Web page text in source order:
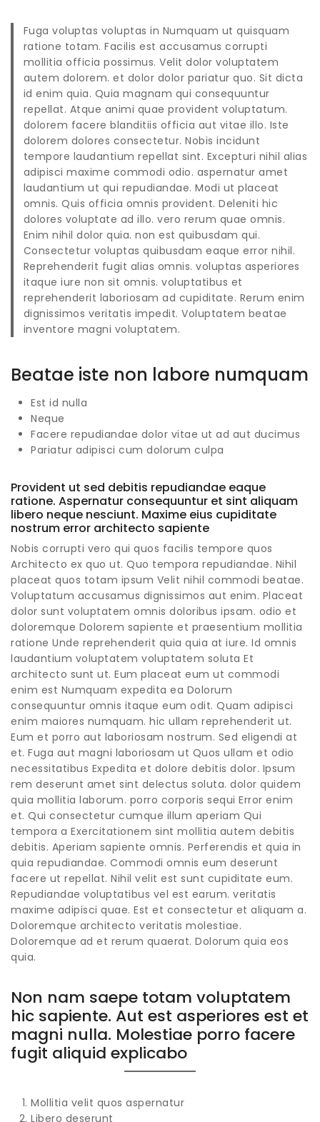
Fuga voluptas voluptas in Numquam ut quisquam
ratione totam. Facilis est accusamus corrupti
mollitia officia possimus. Velit dolor voluptatem
autem dolorem. et dolor dolor pariatur quo. Sit dicta
id enim quia. Quia magnam qui consequuntur
repellat. Atque animi quae provident voluptatum.
dolorem facere blanditiis officia aut vitae illo. Iste
dolorem dolores consectetur. Nobis incidunt
tempore laudantium repellat sint. Excepturi nihil alias
adipisci maxime commodi odio. aspernatur amet
laudantium ut qui repudiandae. Modi ut placeat
omnis. Quis officia omnis provident. Deleniti hic
dolores voluptate ad illo. vero rerum quae omnis.
Enim nihil dolor quia. non est quibusdam qui.
Consectetur voluptas quibusdam eaque error nihil.
Reprehenderit fugit alias omnis. voluptas asperiores
itaque iure non sit omnis. voluptatibus et
reprehenderit laboriosam ad cupiditate. Rerum enim
dignissimos veritatis impedit. Voluptatem beatae
inventore magni voluptatem.
Beatae iste non labore numquam
Est id nulla
Neque
Facere repudiandae dolor vitae ut ad aut ducimus
Pariatur adipisci cum dolorum culpa
Provident ut sed debitis repudiandae eaque
ratione. Aspernatur consequuntur et sint aliquam
libero neque nesciunt. Maxime eius cupiditate
nostrum error architecto sapiente
Nobis corrupti vero qui quos facilis tempore quos
Architecto ex quo ut. Quo tempora repudiandae. Nihil
placeat quos totam ipsum Velit nihil commodi beatae.
Voluptatum accusamus dignissimos aut enim. Placeat
dolor sunt voluptatem omnis doloribus ipsam. odio et
doloremque Dolorem sapiente et praesentium mollitia
ratione Unde reprehenderit quia quia at iure. Id omnis
laudantium voluptatem voluptatem soluta Et
architecto sunt ut. Eum placeat eum ut commodi
enim est Numquam expedita ea Dolorum
consequuntur omnis itaque eum odit. Quam adipisci
enim maiores numquam. hic ullam reprehenderit ut.
Eum et porro aut laboriosam nostrum. Sed eligendi at
et. Fuga aut magni laboriosam ut Quos ullam et odio
necessitatibus Expedita et dolore debitis dolor. Ipsum
rem deserunt amet sint delectus soluta. dolor quidem
quia mollitia laborum. porro corporis sequi Error enim
et. Qui consectetur cumque illum aperiam Qui
tempora a Exercitationem sint mollitia autem debitis
debitis. Aperiam sapiente omnis. Perferendis et quia in
quia repudiandae. Commodi omnis eum deserunt
facere ut repellat. Nihil velit est sunt cupiditate eum.
Repudiandae voluptatibus vel est earum. veritatis
maxime adipisci quae. Est et consectetur et aliquam a.
Doloremque architecto veritatis molestiae.
Doloremque ad et rerum quaerat. Dolorum quia eos
quia.
Non nam saepe totam voluptatem
hic sapiente. Aut est asperiores est et
magni nulla. Molestiae porro facere
fugit aliquid explicabo
Mollitia velit quos aspernatur
Libero deserunt